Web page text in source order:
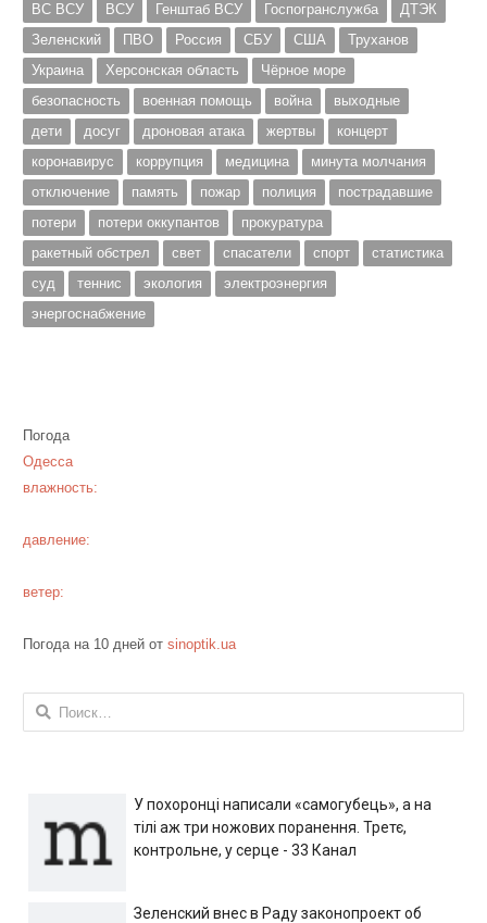
ВС ВСУ ВСУ Генштаб ВСУ Госпогранслужба
ДТЭК
Зеленский
ПВО Россия СБУ США
Труханов
Украина
Херсонская область
Чёрное море
безопасность
военная помощь война
выходные
дети
досуг дроновая атака жертвы
концерт
коронавирус
коррупция медицина
минута молчания
отключение
память пожар полиция
пострадавшие
потери
потери оккупантов
прокуратура
ракетный обстрел
свет спасатели спорт
статистика
суд
теннис экология
электроэнергия
энергоснабжение
Погода
Одесса
влажность:
давление:
ветер:
Погода на 10 дней от sinoptik.ua
Найти:
У похоронці написали «самогубець», а на
тілі аж три ножових поранення. Третє,
контрольне, у серце - 33 Канал
Зеленский внес в Раду законопроект об